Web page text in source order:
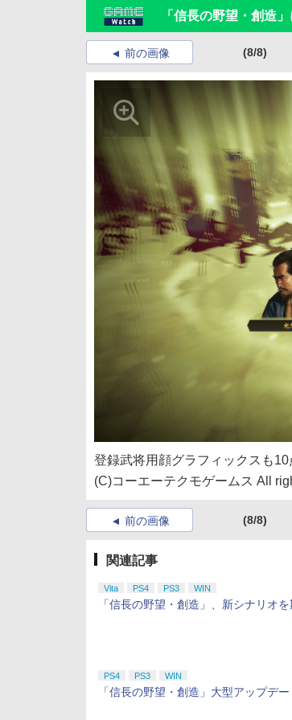
「信長の野望・創造
前の画像 (8/8)
登録武将用顔グラフィックスも10
(C)コーエーテクモゲームス All
前の画像 (8/8)
関連記事
Vita PS4 PS3 WIN
「信長の野望・創造」、新シナリオ
PS4 PS3 WIN
「信長の野望・創造」大型アップデ